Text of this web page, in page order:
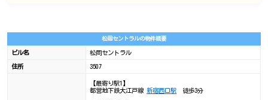
松岡セントラルの物件概要
ビル名 松岡セントラル
住所 3507
【最寄り駅1】
都営地下鉄大江戸線 新宿西口駅徒歩3分